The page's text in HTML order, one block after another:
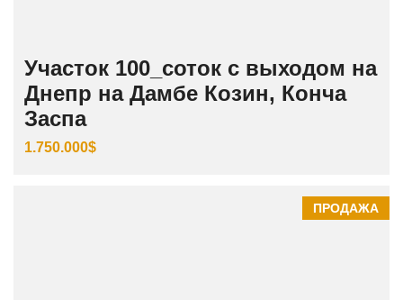
Участок 100_соток с выходом на
Днепр на Дамбе Козин, Конча
Заспа
1.750.000$
ПРОДАЖА